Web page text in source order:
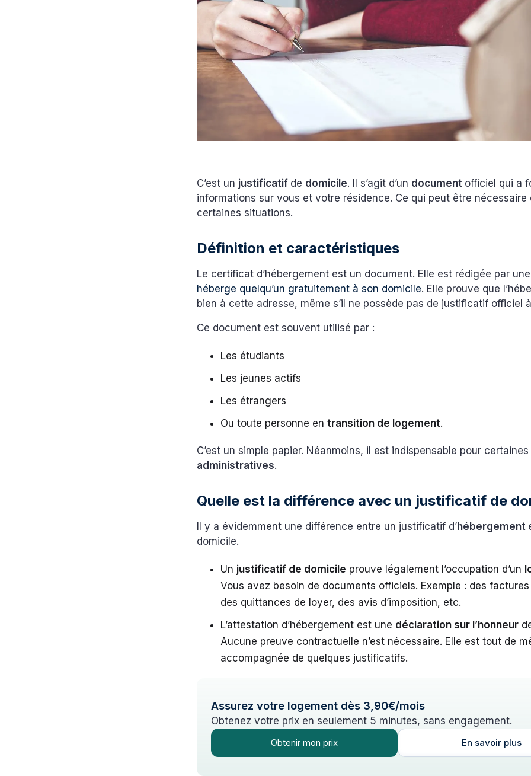
C’est un justificatif de domicile. Il s’agit d’un document officiel qui a
informations sur vous et votre résidence. Ce qui peut être nécessaire
certaines situations.
Définition et caractéristiques
Le certificat d’hébergement est un document. Elle est rédigée par
héberge quelqu’un gratuitement à son domicile. Elle prouve que
bien à cette adresse, même s’il ne possède pas de justificatif officiel
Ce document est souvent utilisé par :
Les étudiants
Les jeunes actifs
Les étrangers
Ou toute personne entransition de logement.
C’est un simple papier. Néanmoins, il est indispensable pour certaines
administratives.
Quelle est la différence avec un justificatif de
Il y a évidemment une différence entre un justificatif d’hébergement
domicile.
Un justificatif de domicile prouve légalement l’occupation d’un
Vous avez besoin de documents officiels. Exemple : des factures
des quittances de loyer, des avis d’imposition, etc.
L’attestation d’hébergement est une déclaration sur l’honneur
Aucune preuve contractuelle n’est nécessaire. Elle est tout de
accompagnée de quelques justificatifs.
Assurez votre logement dès 3,90€/mois
Obtenez votre prix en seulement 5 minutes, sans engagement.
Obtenir mon prix En savoir plus